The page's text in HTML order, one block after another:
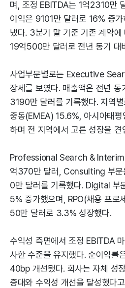
며, 조정 EBITDA는 1억2310만
이익은 9101만 달러로 16% 증
냈다. 3분기 말 기준 기존 계약에
19억500만 달러로 전년 동기 대
사업부문별로는 Executive
장세를 보였다. 매출액은 전년
3190만 달러를 기록했다. 지역
중동(EMEA) 15.6%, 아시아태평
하며 전 지역에서 고른 성장을 견
Professional Search & Interim
억370만 달러, Consulting 부
0만 달러를 기록했다. Digital 부
5% 증가했으며, RPO(채용 프로
50만 달러로 3.3% 성장했다.
수익성 측면에서 조정 EBITDA
사한 수준을 유지했다. 순이익률
40bp 개선됐다. 회사는 자체 성
증대와 수익성 개선을 달성했다